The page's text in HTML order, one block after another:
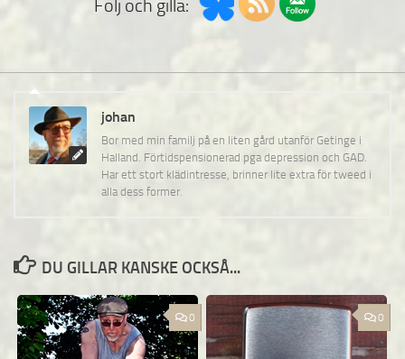
Följ och gilla:
johan
Bor med min familj på en liten gård utanför Getinge i
Halland. Förtidspensionerad pga depression och GAD.
Har ett stort klädintresse, brinner lite extra för tweed i
alla dess former.
DU GILLAR KANSKE OCKSÅ...
0 0